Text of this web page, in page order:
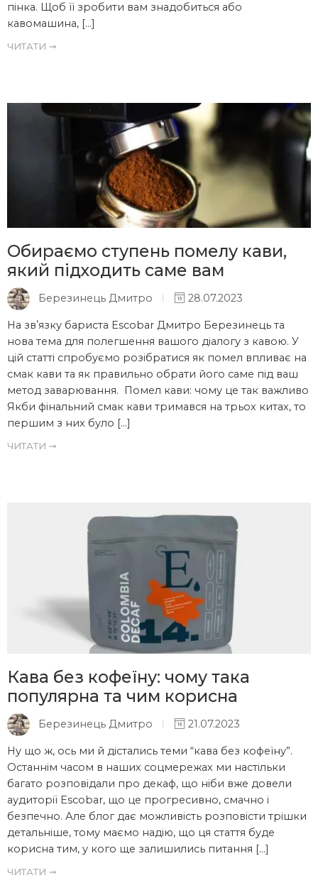
пінка. Щоб її зробити вам знадобиться або
кавомашина, […]
ЧИТАТИ ➞
Обираємо ступень помелу кави,
який підходить саме вам
Березинець Дмитро 28.07.2023
На звʼязку бариста Escobar Дмитро Березинець та
нова тема для полегшення вашого діалогу з кавою. У
цій статті спробуємо розібратися як помел впливає на
смак кави та як правильно обрати його саме під ваш
метод заварювання. Помел кави: чому це так важливо
Якби фінальний смак кави тримався на трьох китах, то
першим з них було […]
ЧИТАТИ ➞
Кава без кофеїну: чому така
популярна та чим корисна
Березинець Дмитро 21.07.2023
Ну що ж, ось ми й дістались теми “кава без кофеїну”.
Останнім часом в наших соцмережах ми настільки
багато розповідали про декаф, що ніби вже довели
аудиторії Escobar, що це прогресивно, смачно і
безпечно. Але блог дає можливість розповісти трішки
детальніше, тому маємо надію, що ця стаття буде
корисна тим, у кого ще залишились питання […]
ЧИТАТИ ➞